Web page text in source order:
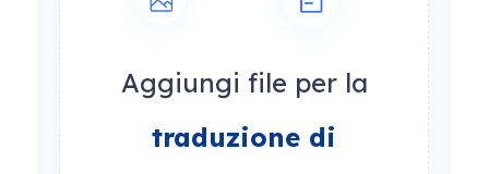
Aggiungi file per la
traduzione di